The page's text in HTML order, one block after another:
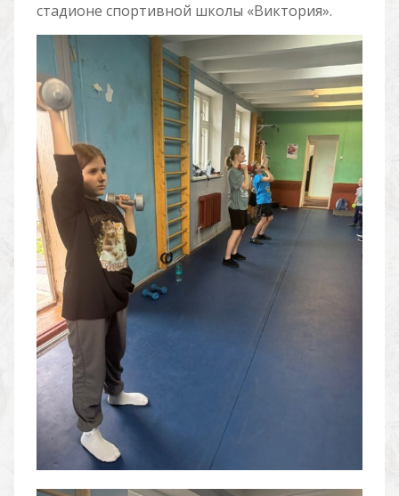
стадионе спортивной школы «Виктория».